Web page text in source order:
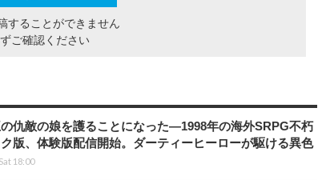
することができません
ご確認ください
仇敵の娘を護ることになった―1998年の海外SRPG不朽
版、体験版配信開始。ダーティーヒーローが駆ける異色
18:00